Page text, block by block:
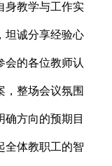
身教学与工作实
坦诚分享经验心
会的各位教师认
，整场会议氛围
确方向的预期目
全体教职工的智